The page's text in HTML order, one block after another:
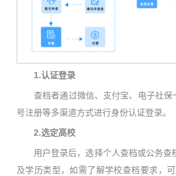
1.认证登录
查档者通过微信、支付宝、电子社保
号注册等多渠道方式进行身份认证登录。
2.选定高校
用户登录后，选择个人查档或公务查
及学历类型，如需了解学校查档要求，